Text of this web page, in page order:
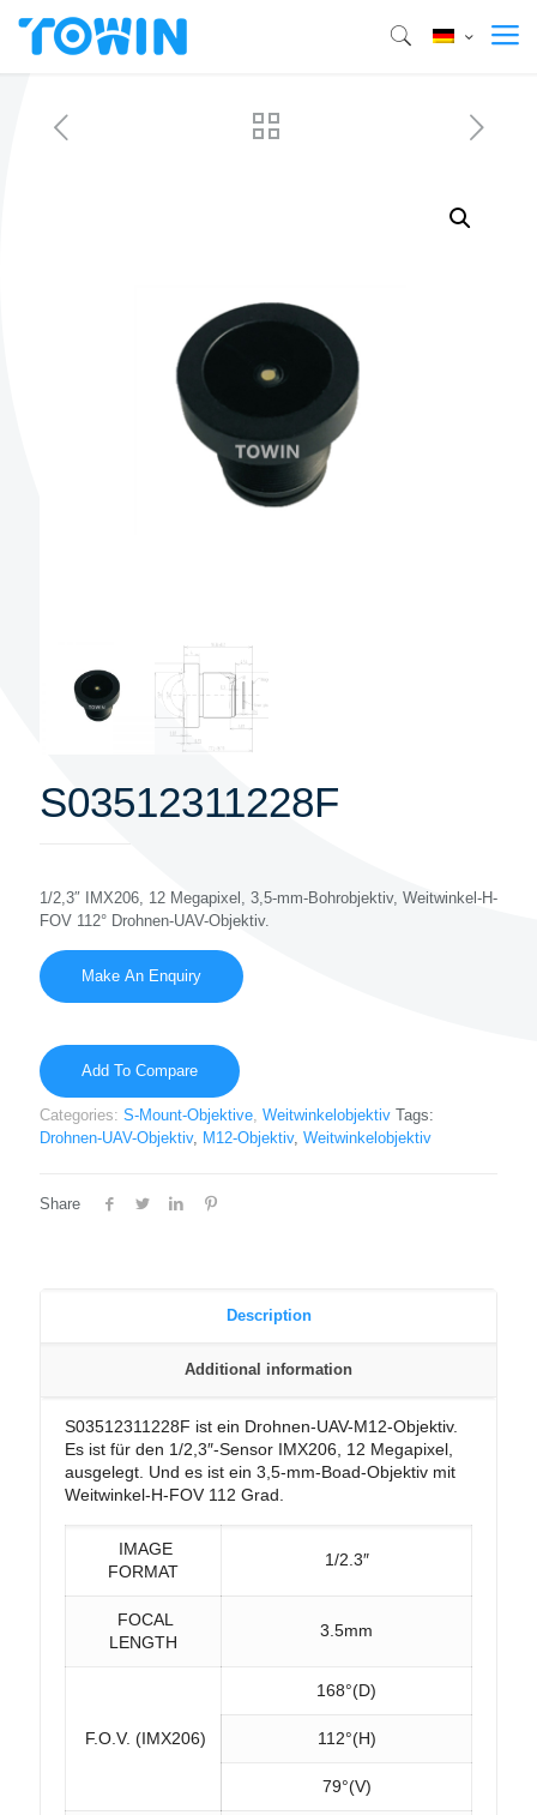
S03512311228F
1/2,3″ IMX206, 12 Megapixel, 3,5-mm-Bohrobjektiv, Weitwinkel-H-
FOV 112° Drohnen-UAV-Objektiv.
Add To Compare
Categories: S-Mount-Objektive Weitwinkelobjektiv Tags:
Drohnen-UAV-Objektiv, M12-Objektiv, Weitwinkelobjektiv
Share
Description
Additional information
S03512311228F ist ein Drohnen-UAV-M12-Objektiv.
Es ist für den 1/2,3″-Sensor IMX206, 12 Megapixel,
ausgelegt. Und es ist ein 3,5-mm-Boad-Objektiv mit
Weitwinkel-H-FOV 112 Grad.
IMAGE
FORMAT
1/2.3″
FOCAL
LENGTH
3.5mm
F.O.V. (IMX206)
168°(D)
112°(H)
79°(V)